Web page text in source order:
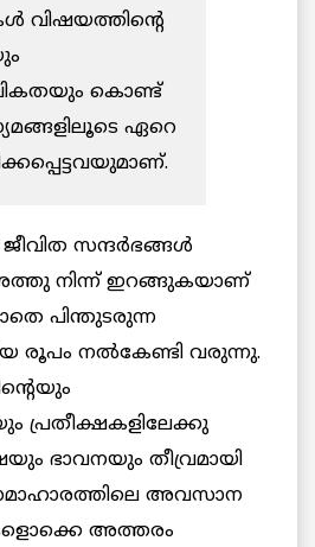
വിഷയത്തിന്റെ
കൊണ്ട്
ഏറെ
സന്ദർഭങ്ങൾ
നിന്ന് ഇറങ്ങുകയാണ്
പിന്തുടരുന്ന
രൂപം നൽകേണ്ടി വരുന്നു.
പ്രതീക്ഷകളിലേക്കു
ഭാവനയും തീവ്രമായി
അവസാന
അത്തരം